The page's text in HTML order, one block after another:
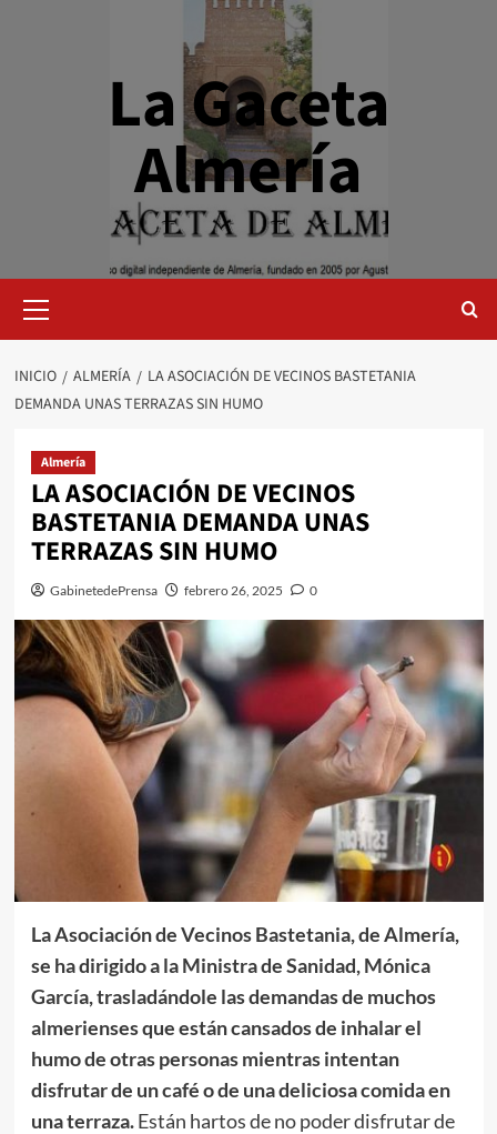
La Gaceta
Almería
primario
INICIO ALMERÍA
LA ASOCIACIÓN DE VECINOS BASTETANIA
DEMANDA UNAS TERRAZAS SIN HUMO
Almería
LA ASOCIACIÓN DE VECINOS
BASTETANIA DEMANDA UNAS
TERRAZAS SIN HUMO
GabinetedePrensa febrero 26, 2025 0
La Asociación de Vecinos Bastetania, de Almería,
se ha dirigido a la Ministra de Sanidad, Mónica
García, trasladándole las demandas de muchos
almerienses que están cansados de inhalar el
humo de otras personas mientras intentan
disfrutar de un café o de una deliciosa comida en
una terraza.Están hartos de no poder disfrutar de